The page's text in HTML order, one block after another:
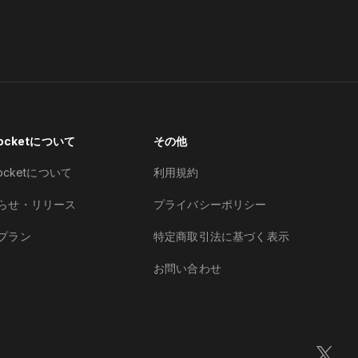
について
について
せ・リリース
ラン
その他
利用規約
プライバシーポリシー
特定商取引法に基づく表示
お問い合わせ